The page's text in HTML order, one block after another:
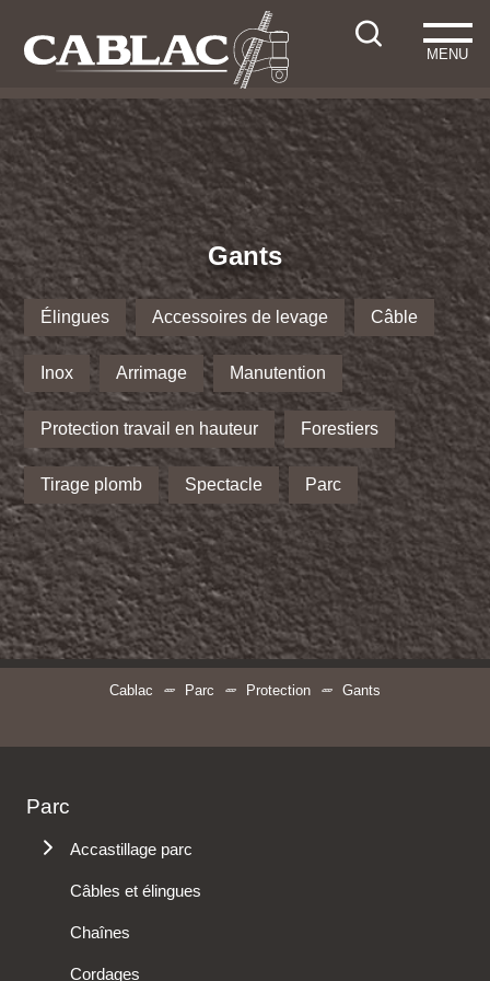
MENU
Gants
Élingues Accessoires de levage Câble
Inox Arrimage Manutention
Protection travail en hauteur Forestiers
Tirage plomb Spectacle Parc
Cablac Parc Protection Gants
Parc
Accastillage parc
Anneaux
Anneaux de fixation
Anneaux de levage
Câbles et élingues
Chaînes
Cordages